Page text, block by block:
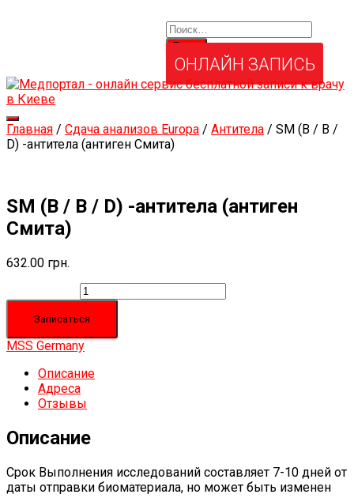
ОНЛАЙН ЗАПИСЬ
Переключить
навигацию
Главная / Сдача анализов Europa / Антитела / SM (B / B /
D) -антитела (антиген Смита)
SM (B / B / D) -антитела (антиген
Смита)
632.00 грн.
Записаться
MSS Germany
Описание
Адреса
Отзывы
Описание
Срок Выполнения исследований составляет 7-10 дней от
даты отправки биоматериала, но может быть изменен